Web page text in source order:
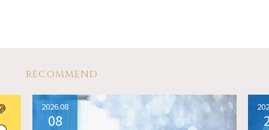
RECOMMEND
2026.08
08